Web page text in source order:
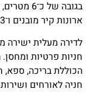
ארונות קיר מובנים ו־3 חדרי רחצה מפוארים.
חניות פרטיות ומחסן.
הכוללת בריכה, ספא,
חניה לאורחים